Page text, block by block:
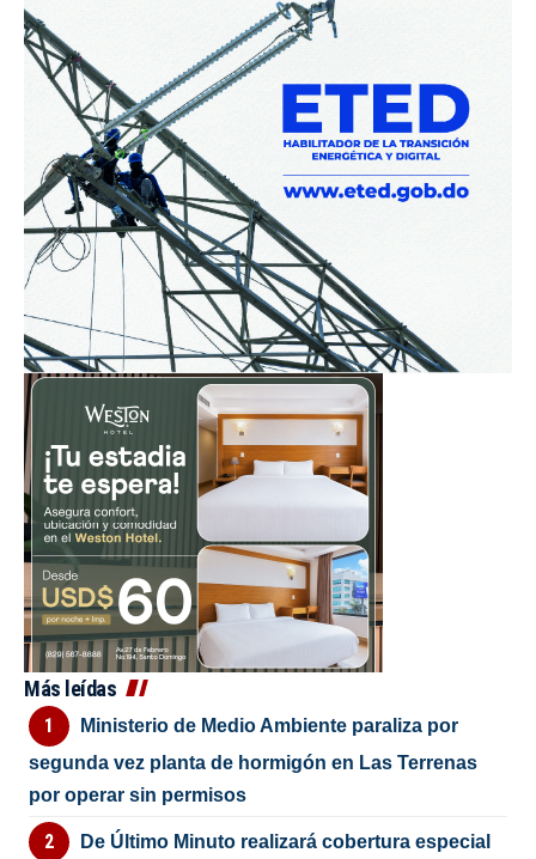
Más leídas
Ministerio de Medio Ambiente paraliza por
segunda vez planta de hormigón en Las Terrenas
por operar sin permisos
De Último Minuto realizará cobertura especial